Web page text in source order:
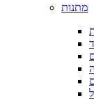
מתנות